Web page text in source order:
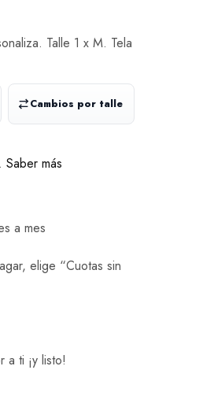
Talle 1 x M. Tela
Cambios por talle
Saber más
a mes
elige “Cuotas sin
a ti ¡y listo!